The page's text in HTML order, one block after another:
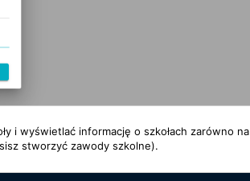
i wyświetlać informację o szkołach zarówno na
stworzyć zawody szkolne).